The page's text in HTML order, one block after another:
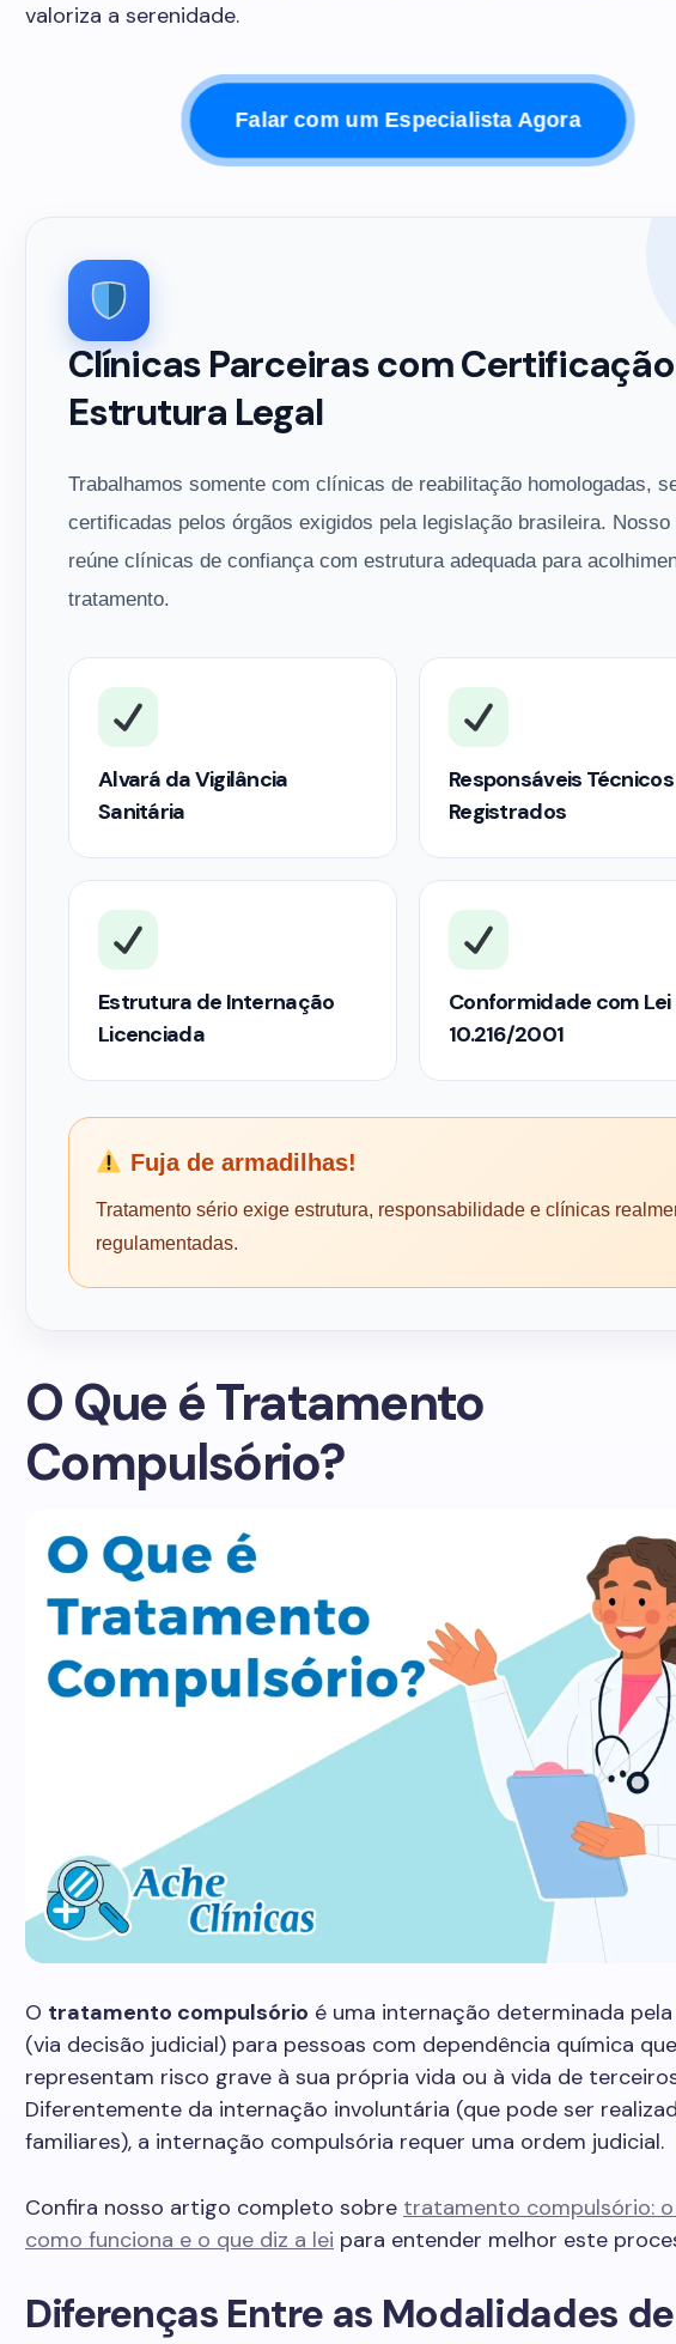
valoriza a serenidade.
Falar com um Especialista Agora
Clínicas Parceiras com
Estrutura Legal
Trabalhamos somente com clínicas de reabilitação homologadas,
certificadas pelos órgãos exigidos pela legislação brasileira. Nosso
reúne clínicas de confiança com estrutura adequada para
tratamento.
Alvará da Vigilância
Sanitária
Responsáveis Técnicos
Registrados
Estrutura de Internação
Licenciada
Conformidade com Lei
10.216/2001
Fuja de armadilhas!
Tratamento sério exige estrutura, responsabilidade e clínicas
regulamentadas.
O Que é Tratamento
Compulsório?
O tratamento compulsório é uma internação determinada
(via decisão judicial) para pessoas com dependência química que
representam risco grave à sua própria vida ou à vida de
Diferentemente da internação involuntária (que pode ser
familiares), a internação compulsória requer uma ordem judicial.
Confira nosso artigo completo sobre tratamento compulsório: o
como funciona e o que diz a lei para entender melhor este
Diferenças Entre as Modalidades de